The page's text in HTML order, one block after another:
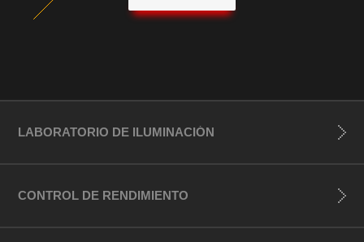
LABORATORIO DE ILUMINACIÓN
CONTROL DE RENDIMIENTO